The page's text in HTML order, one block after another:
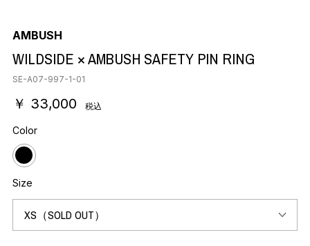
AMBUSH
WILDSIDE × AMBUSH SAFETY PIN RING
SE-A07-997-1-01
￥ 33,000 税込
Color
Size